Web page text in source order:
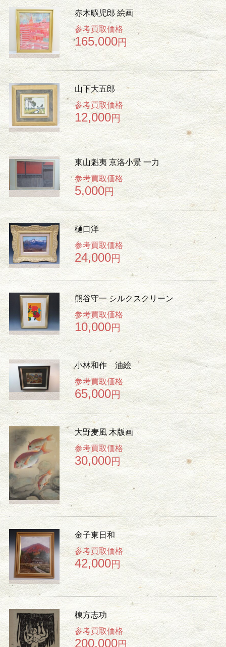
赤木曠児郎 絵画
参考買取価格
165,000円
山下大五郎
参考買取価格
12,000円
東山魁夷 京洛小景 一力
参考買取価格
5,000円
樋口洋
参考買取価格
24,000円
熊谷守一 シルクスクリーン
参考買取価格
10,000円
小林和作 油絵
参考買取価格
65,000円
大野麦風 木版画
参考買取価格
30,000円
金子東日和
参考買取価格
42,000円
棟方志功
参考買取価格
200,000円